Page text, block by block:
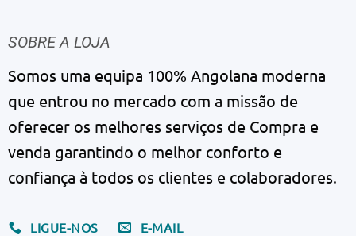
SOBRE A LOJA
Somos uma equipa 100% Angolana moderna
que entrou no mercado com a missão de
oferecer os melhores serviços de Compra e
venda garantindo o melhor conforto e
confiança à todos os clientes e colaboradores.
LIGUE-NOS E-MAIL